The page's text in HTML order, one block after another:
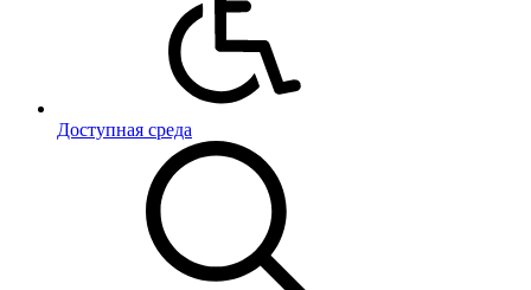
Доступная среда